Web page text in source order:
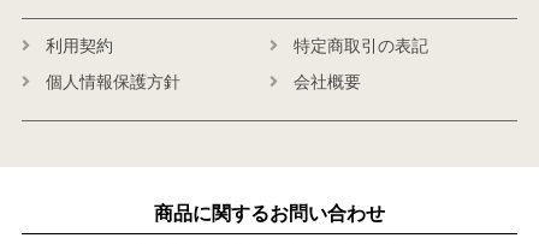
利用契約
特定商取引の表記
個人情報保護方針
会社概要
商品に関するお問い合わせ